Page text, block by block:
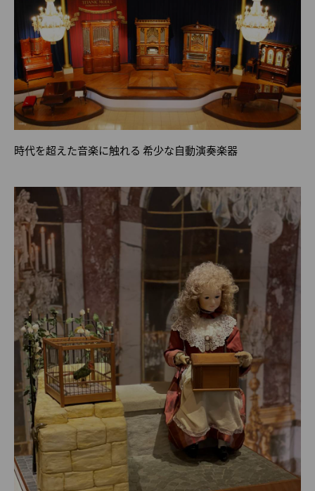
時代を超えた音楽に触れる 希少な自動演奏楽器